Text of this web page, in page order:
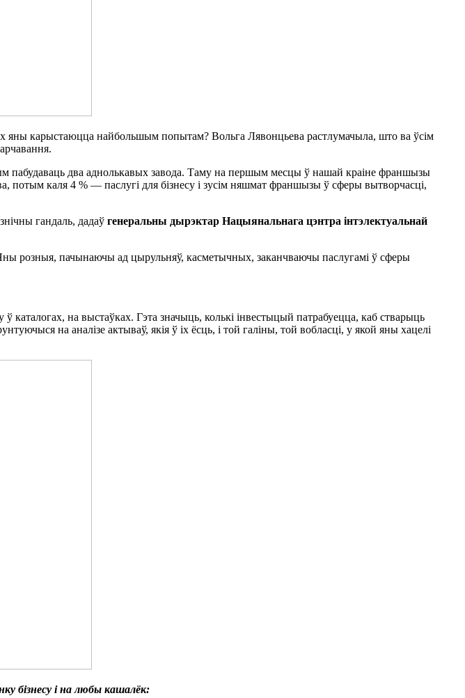
яны карыстаюцца найбольшым попытам? Вольга Лявонцьева растлумачыла, што ва ўсім
пабудаваць два аднолькавых завода. Таму на першым месцы ў нашай краіне франшызы
потым каля 4 % — паслугі для бізнесу і зусім няшмат франшызы ў сферы вытворчасці,
гандаль, дадаў генеральны дырэктар Нацыянальнага цэнтра інтэлектуальнай
розныя, пачынаючы ад цырульняў, касметычных, заканчваючы паслугамі ў сферы
на выстаўках. Гэта значыць, колькі інвестыцый патрабуецца, каб стварыць
на аналізе актываў, якія ў іх ёсць, і той галіны, той вобласці, у якой яны хацелі
бізнесу і на любы кашалёк: